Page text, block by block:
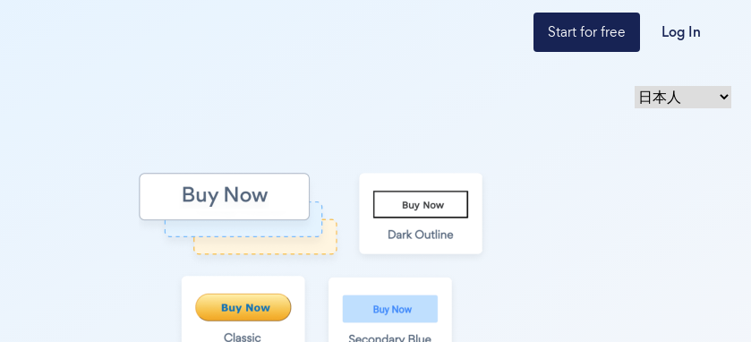
Start for free Log In